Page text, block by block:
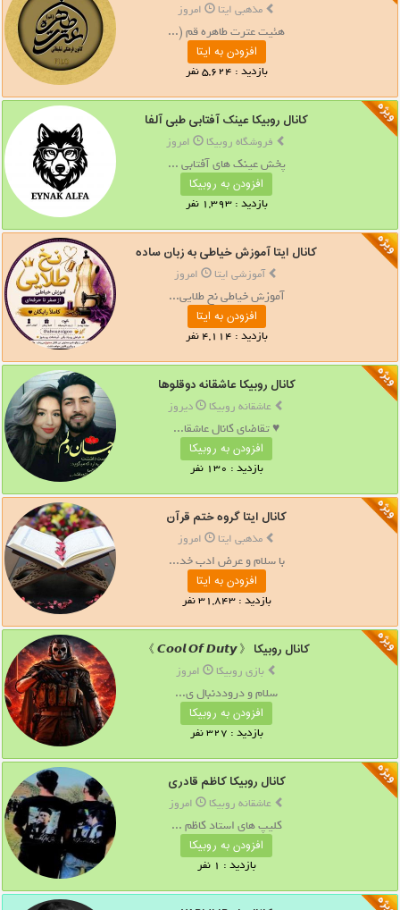
مذهبی ایتا امروز
هئیت عترت طاهره قم (...
افزودن به ایتا
بازدید : 5,624 نفر
کانال روبیکا عینک آفتابی طبی آلفا
فروشگاه روبیکا امروز
پخش عینک های آفتابی ...
افزودن به روبیکا
بازدید : 1,393 نفر
کانال ایتا آموزش خیاطی به زبان ساده
آموزشی ایتا امروز
آموزش خیاطی نخ طلایی...
افزودن به ایتا
بازدید : 4,114 نفر
کانال روبیکا عاشقانه دوقلوها
عاشقانه روبیکا دیروز
♥ تقاضای کانال عاشقا...
افزودن به روبیکا
بازدید : 130 نفر
کانال ایتا گروه ختم قرآن
مذهبی ایتا امروز
با سلام و عرض ادب خد...
افزودن به ایتا
بازدید : 31,843 نفر
کانال روبیکا 《 𝘾𝙤𝙤𝙡 𝙊𝙛 𝘿𝙪𝙩𝙮 》
بازی روبیکا امروز
سلام و دروددنبال ی...
افزودن به روبیکا
بازدید : 327 نفر
کانال روبیکا کاظم قادری
عاشقانه روبیکا امروز
کلیپ های استاد کاظم ...
افزودن به روبیکا
بازدید : 1 نفر